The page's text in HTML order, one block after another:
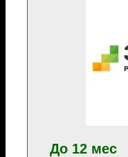
До 12 мес